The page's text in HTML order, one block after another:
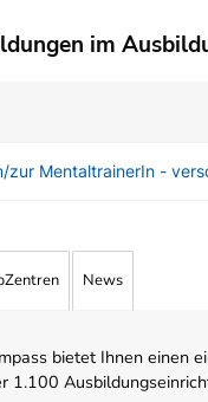
im
zur MentaltrainerIn -
News
bietet Ihnen einen
1.100